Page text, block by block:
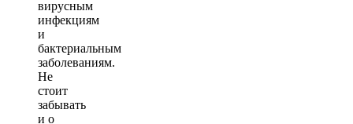
вирусным
инфекциям
и
бактериальным
заболеваниям.
Не
стоит
забывать
и о